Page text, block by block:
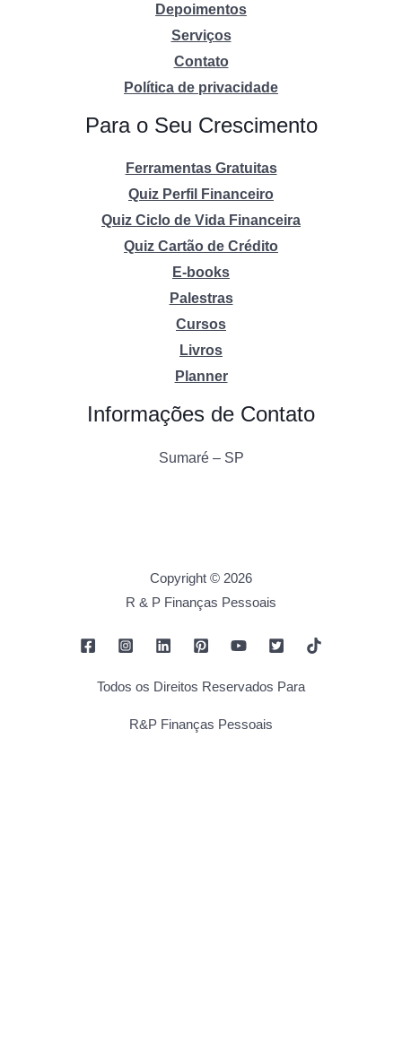
Depoimentos
Serviços
Contato
Política de privacidade
Para o Seu Crescimento
Ferramentas Gratuitas
Quiz Perfil Financeiro
Quiz Ciclo de Vida Financeira
Quiz Cartão de Crédito
E-books
Palestras
Cursos
Livros
Planner
Informações de Contato
Sumaré – SP
Copyright © 2026
R & P Finanças Pessoais
Todos os Direitos Reservados Para
R&P Finanças Pessoais